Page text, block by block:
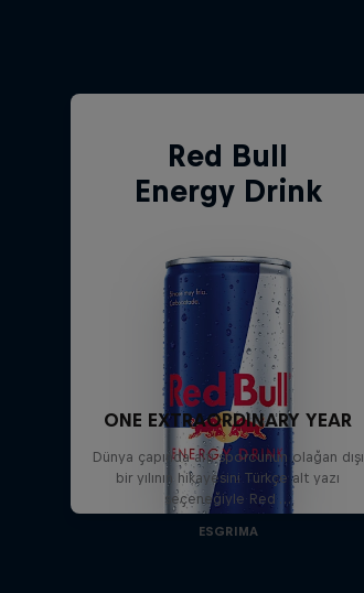
Red Bull
Energy Drink
ONE EXTRAORDINARY YEAR
Dünya çapında altı sporcunun olağan dışı
bir yılının hikayesini Türkçe alt yazı
seçeneğiyle Red …
ESGRIMA